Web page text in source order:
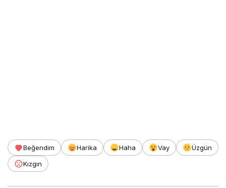
Beğendim Harika Haha Vay
Üzgün
Kızgın